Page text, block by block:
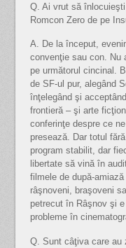
Q. Ai vrut să
Romcon Zero de pe
A. De la început,
convenţie sau con. Nu
pe următorul cincinal.
de SF-ul pur, alegând
înţelegând şi
frontieră – şi arte
conferinţe despre ce
presează. Dar totul
program stabilit, dar
libertate să vină în
filmele de după-
râşnoveni, braşoveni
petrecut în Râşnov şi
probleme în
Q. Sunt câţiva care au